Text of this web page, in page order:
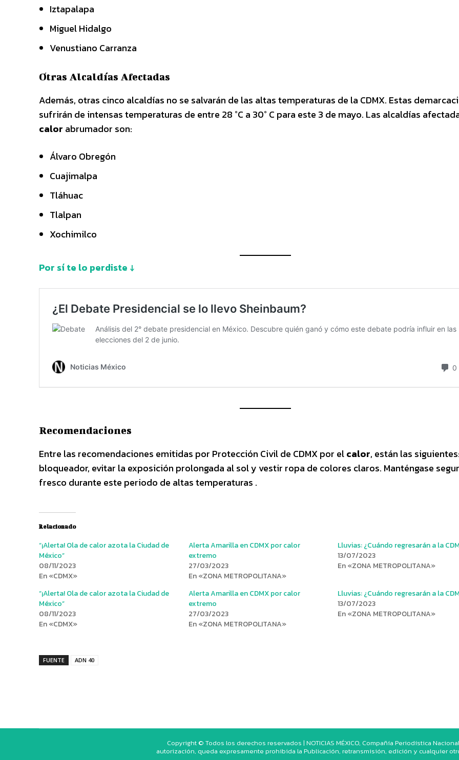
Iztapalapa
Miguel Hidalgo
Venustiano Carranza
Otras Alcaldías Afectadas
Además, otras cinco alcaldías no se salvarán de las altas temperaturas de la CDMX. Estas
sufrirán de intensas temperaturas de entre 28 °C a 30° C para este 3 de mayo. Las alcaldías
calor abrumador son:
Álvaro Obregón
Cuajimalpa
Tláhuac
Tlalpan
Xochimilco
Por sí te lo perdiste ↓
Recomendaciones
Entre las recomendaciones emitidas por Protección Civil de CDMX por elcalor, están las
bloqueador, evitar la exposición prolongada al sol y vestir ropa de colores claros. Manténgase
fresco durante este periodo de altas temperaturas .
Relacionado
“¡Alerta! Ola de calor azota la Ciudad de
México”
08/11/2023
En «CDMX»
Alerta Amarilla en CDMX por calor
extremo
27/03/2023
En «ZONA METROPOLITANA»
Lluvias: ¿Cuándo regresarán a la
13/07/2023
En «ZONA METROPOLITANA»
“¡Alerta! Ola de calor azota la Ciudad de
México”
08/11/2023
En «CDMX»
Alerta Amarilla en CDMX por calor
extremo
27/03/2023
En «ZONA METROPOLITANA»
Lluvias: ¿Cuándo regresarán a la
13/07/2023
En «ZONA METROPOLITANA»
FUENTE ADN 40
Copyright © Todos los derechos reservados | NOTICIAS MÉXICO, Compañía Periodística
autorización, queda expresamente prohibida la Publicación, retransmisión, edición y cualquier